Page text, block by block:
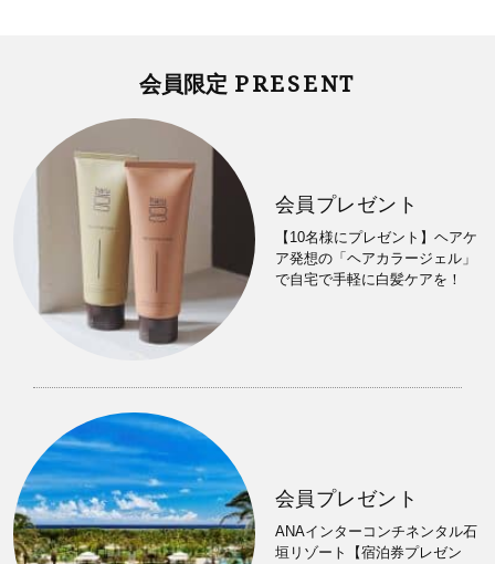
会員限定 PRESENT
会員プレゼント
【10名様にプレゼント】ヘアケ
ア発想の「ヘアカラージェル」
で自宅で手軽に白髪ケアを！
会員プレゼント
ANAインターコンチネンタル石
垣リゾート【宿泊券プレゼン